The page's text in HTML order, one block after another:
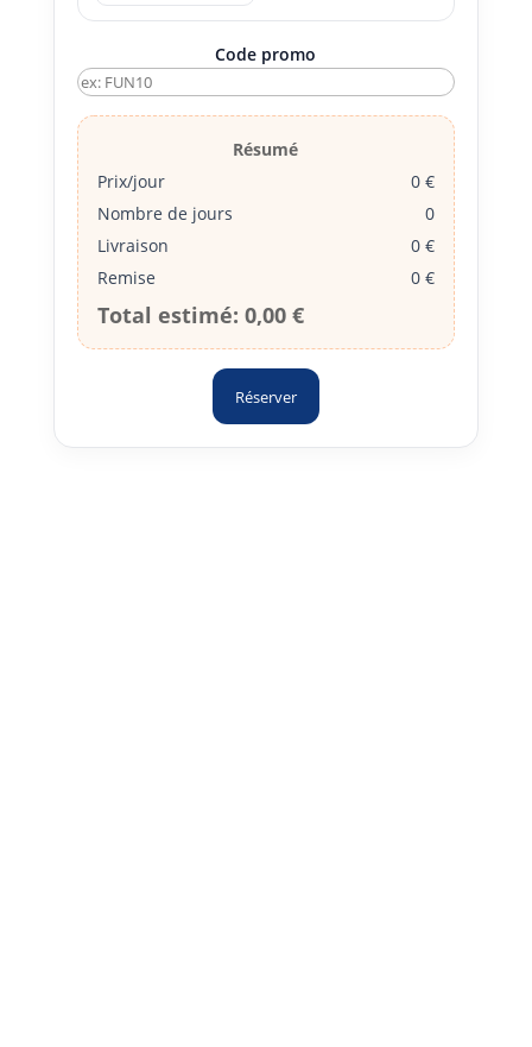
Code promo
Résumé
Prix/jour
0 €
Nombre de jours
0
Livraison
0 €
Remise
0 €
Total estimé: 0,00 €
Réserver